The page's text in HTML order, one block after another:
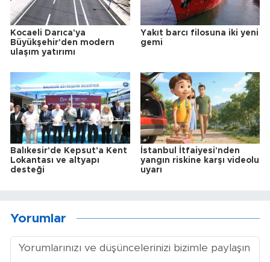
Kocaeli Darıca'ya
Büyükşehir'den modern
ulaşım yatırımı
Yakıt barcı filosuna iki yeni
gemi
Balıkesir'de Kepsut'a Kent
Lokantası ve altyapı
desteği
İstanbul İtfaiyesi'nden
yangın riskine karşı videolu
uyarı
Yorumlar